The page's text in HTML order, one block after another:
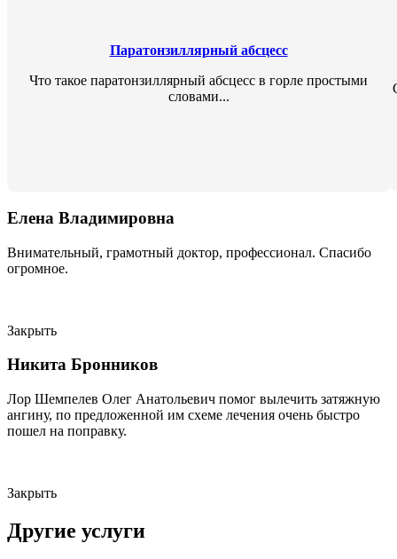
Паратонзиллярный абсцесс
Что такое паратонзиллярный абсцесс в горле простыми
словами...
Елена Владимировна
Внимательный, грамотный доктор, профессионал. Спасибо
огромное.
Закрыть
Никита Бронников
Лор Шемпелев Олег Анатольевич помог вылечить затяжную
ангину, по предложенной им схеме лечения очень быстро
пошел на поправку.
Закрыть
Другие услуги